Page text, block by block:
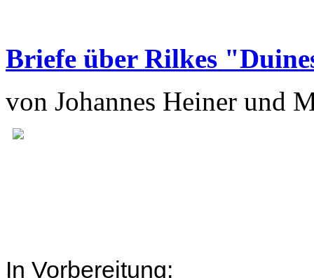
Briefe über Rilkes
von Johannes Heiner und
In Vorbereitung: